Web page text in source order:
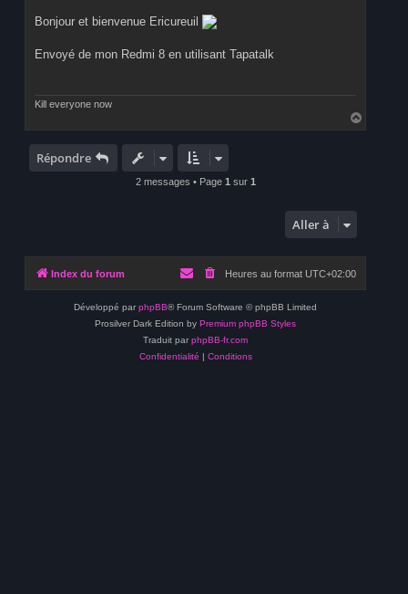
s
e
Bonjour et bienvenue Ericureuil
Envoyé de mon Redmi 8 en utilisant Tapatalk
Kill everyone now
a
Répondre
2 messages • Page 1 sur 1
Aller à
Index du forum Heures au format UTC+02:00
Développé par phpBB® Forum Software © phpBB Limited
Prosilver Dark Edition by Premium phpBB Styles
Traduit par phpBB-fr.com
Confidentialité | Conditions